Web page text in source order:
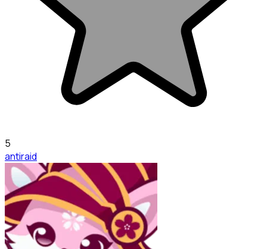
5
antiraid